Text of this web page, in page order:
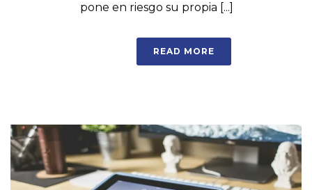
pone en riesgo su propia [...]
READ MORE